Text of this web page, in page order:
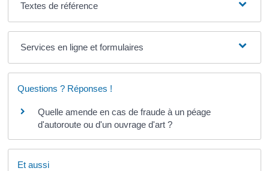
Textes de référence
Services en ligne et formulaires
Questions ? Réponses !
Quelle amende en cas de fraude à un péage
d'autoroute ou d'un ouvrage d'art ?
Et aussi